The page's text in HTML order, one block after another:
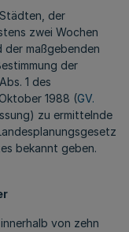
der
zwei Wochen
der maßgebenden
der
1 des
1988 (GV.
zu ermittelnde
bekannt geben.
von zehn